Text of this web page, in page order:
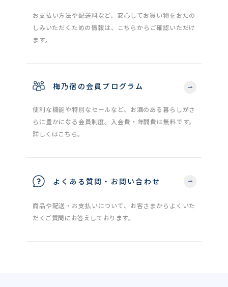
お支払い方法や配送料など、安心してお買い物をおたの
しみいただくための情報は、こちらからご確認いただけ
ます。
梅乃宿の会員プログラム
便利な機能や特別なセールなど、お酒のある暮らしがさ
らに豊かになる会員制度。入会費・年間費は無料です。
詳しくはこちら。
よくある質問・お問い合わせ
商品や配送・お支払いについて、お客さまからよくいた
だくご質問にお答えしております。